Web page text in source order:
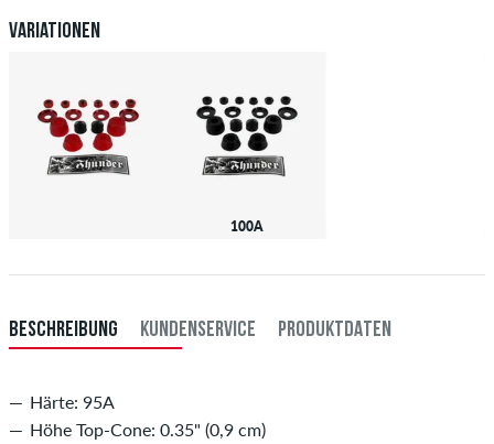
deiner Überweisung an dich versendet. Weitere Infos zuVersand&
Zahlung .
Variationen
100A
BESCHREIBUNG KUNDENSERVICE PRODUKTDATEN
Härte: 95A
Höhe Top-Cone: 0.35" (0,9 cm)